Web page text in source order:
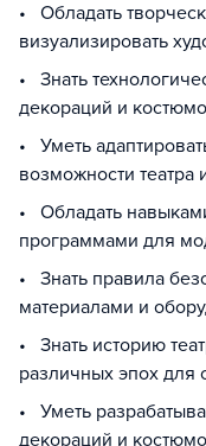
• Обладать
визуализировать
• Знать
декораций и
• Уметь
возможности театра
• Обладать
программами для
• Знать правила
материалами и
• Знать историю
различных эпох для
• Уметь
декораций и